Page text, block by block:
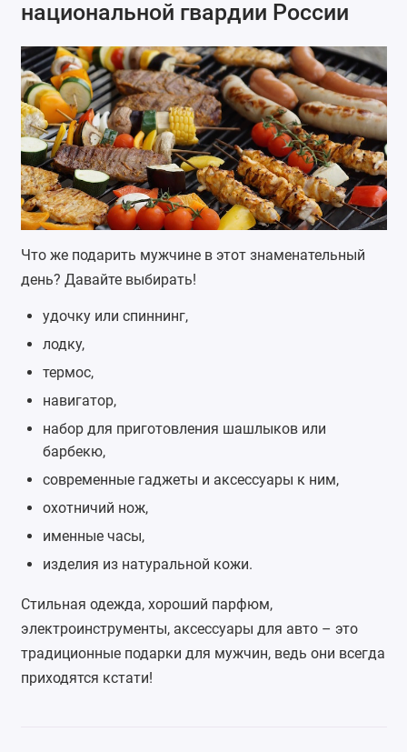
национальной гвардии России
Что же подарить мужчине в этот знаменательный
день? Давайте выбирать!
удочкуили спиннинг,
лодку,
термос,
навигатор,
набор для приготовления шашлыковили
барбекю,
современные гаджеты и аксессуары к ним,
охотничий нож,
именные часы,
изделия из натуральной кожи.
Стильная одежда, хороший парфюм,
электроинструменты, аксессуары для авто– это
традиционные подарки для мужчин, ведь они всегда
приходятся кстати!